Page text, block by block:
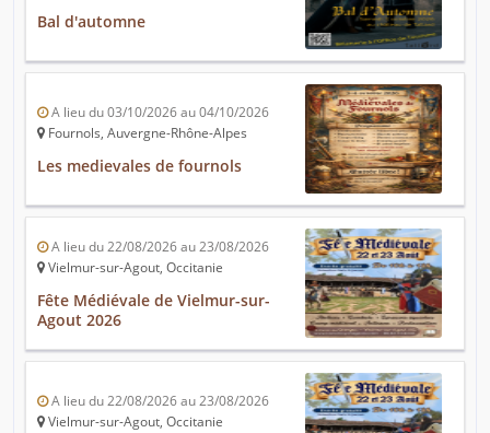
Bal d'automne
A lieu du 03/10/2026 au 04/10/2026
Fournols, Auvergne-Rhône-Alpes
Les medievales de fournols
A lieu du 22/08/2026 au 23/08/2026
Vielmur-sur-Agout, Occitanie
Fête Médiévale de Vielmur-sur-
Agout 2026
A lieu du 22/08/2026 au 23/08/2026
Vielmur-sur-Agout, Occitanie